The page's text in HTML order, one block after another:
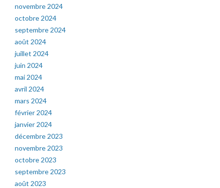
novembre 2024
octobre 2024
septembre 2024
août 2024
juillet 2024
juin 2024
mai 2024
avril 2024
mars 2024
février 2024
janvier 2024
décembre 2023
novembre 2023
octobre 2023
septembre 2023
août 2023